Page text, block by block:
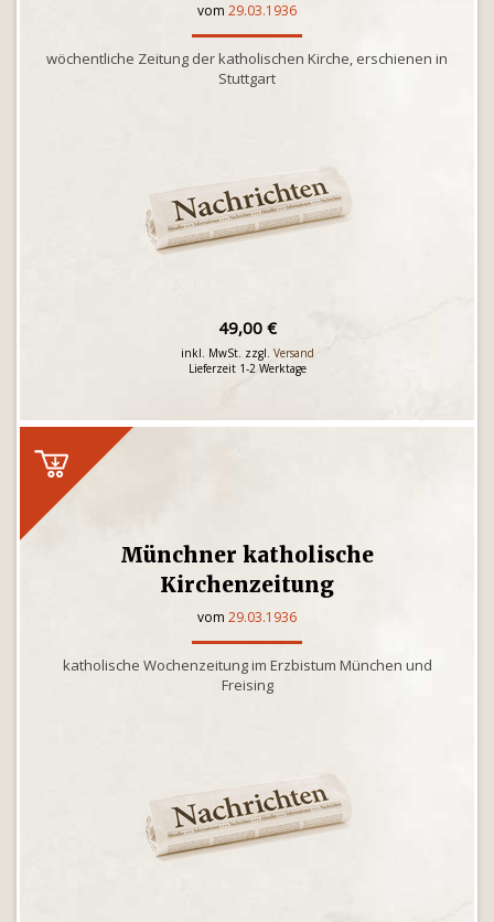
vom 29.03.1936
wöchentliche Zeitung der katholischen Kirche, erschienen in
Stuttgart
49,00 €
inkl. MwSt. zzgl. Versand
Lieferzeit 1-2 Werktage
Münchner katholische
Kirchenzeitung
vom 29.03.1936
katholische Wochenzeitung im Erzbistum München und
Freising